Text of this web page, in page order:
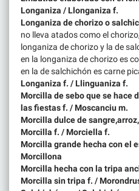
Longaniza / Llonganiza f.
Longaniza de chorizo o
no lleva atados como el
longaniza de chorizo y la de
en la longaniza de chorizo es
en la de salchichón es carne
Longaniza f. / Llinguaniza f.
Morcilla de sebo que se hace
las fiestas f. / Moscanciu m.
Morcilla dulce de
Morcilla f. / Morciella f.
Morcilla grande hecha con el
Morcillona
Morcilla hecha con la tripa
Morcilla sin tripa f. /